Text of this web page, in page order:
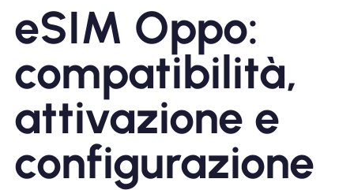
Acquista piani
Informazioni sull'eSIM
Perché l'eSIM Nomad
eSIM Oppo:
compatibilità,
attivazione e
configurazione